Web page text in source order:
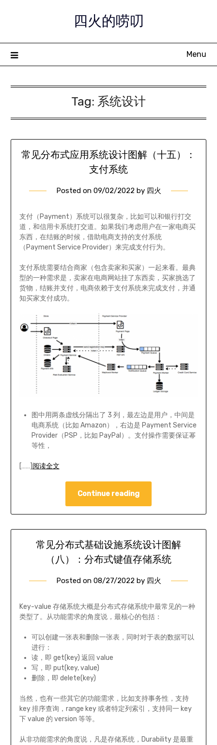
四火的唠叨
Menu
Tag: 系统设计
常见分布式应用系统设计图解（十五）：
支付系统
Posted on 09/02/2022 by 四火
支付（Payment）系统可以很复杂，比如可以和银行打交
道，和信用卡系统打交道。如果我们考虑用户在一家电商买
东西，在结账的时候，借助电商支持的支付系统
（Payment Service Provider）来完成支付行为。
支付系统需要结合商家（包含卖家和买家）一起来看。最典
型的一种需求是，卖家在电商网站挂了东西卖，买家挑选了
货物，结账并支付，电商依赖于支付系统来完成支付，并通
知买家支付成功。
图中用两条虚线分隔出了 3 列，最左边是用户，中间是
电商系统（比如 Amazon），右边是 Payment Service
Provider（PSP，比如 PayPal）。支付操作需要保证幂
等性，
[……] 阅读全文
Continue reading
常见分布式基础设施系统设计图解
（八）：分布式键值存储系统
Posted on 08/27/2022 by 四火
Key-value 存储系统大概是分布式存储系统中最常见的一种
类型了。从功能需求的角度说，最核心的包括：
可以创建一张表和删除一张表，同时对于表的数据可以
进行：
读，即 get(key) 返回 value
写，即 put(key, value)
删除，即 delete(key)
当然，也有一些其它的功能需求，比如支持事务性，支持
key 排序查询，range key 或者特定列索引，支持同一 key
下 value 的 version 等等。
从非功能需求的角度说，凡是存储系统，Durability 是最重